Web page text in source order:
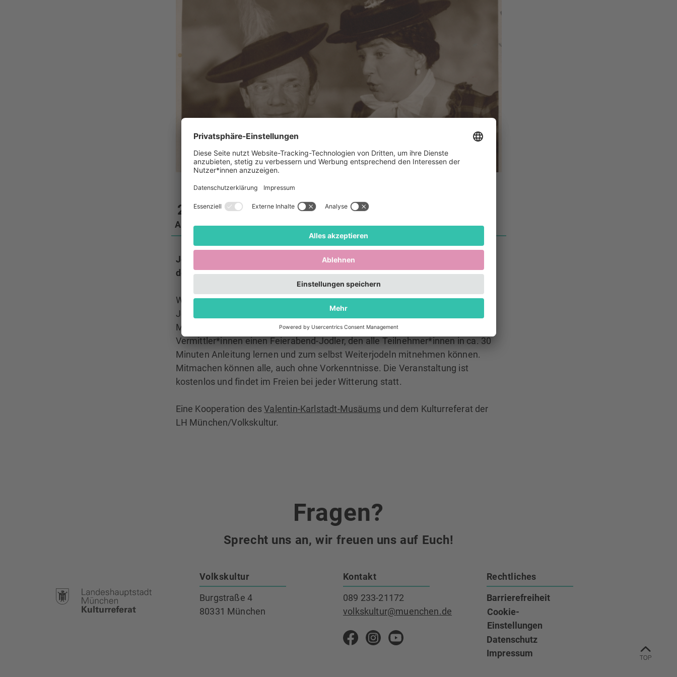
29
AUG.
29. August 2023
Dienstag
18.00 – 18.30 Uhr
Tal 50, 80331 München
Jeden letzten Dienstag im Monat jeweils von 18.00 bis 18.30 Uhr
des Valentin-Karlstadt MusäumsTal 50!
Was klingt und singt am frühen Abend im Isartorhof? Wir laden ein auf einen
Jodler im Vorbeispazieren, ein klingendes Kanapee, einen Musen-Aperitif zum
Mitnehmen und Weiterjodeln. An jedem Termin verschenken unsere Jodel-
Vermittler*innen einen Feierabend-Jodler, den alle Teilnehmer*innen in ca. 30
Minuten Anleitung lernen und zum selbst Weiterjodeln mitnehmen können.
Mitmachen können alle, auch ohne Vorkenntnisse. Die Veranstaltung ist
kostenlos und findet im Freien bei jeder Witterung statt.
Eine Kooperation desValentin-Karlstadt-Musäumsund dem Kulturreferat der
LH München/Volkskultur.
Fragen?
Sprecht uns an, wir freuen uns auf Euch!
Volkskultur
Burgstraße 4
80331 München
Kontakt
089 233-21172
volkskultur@muenchen.de
Volkskultur auf Facebook
Volkskultur Instagram
Volkskultur auf Youtube
Rechtliches
Barrierefreiheit
Cookie-
Einstellungen
Datenschutz
Impressum